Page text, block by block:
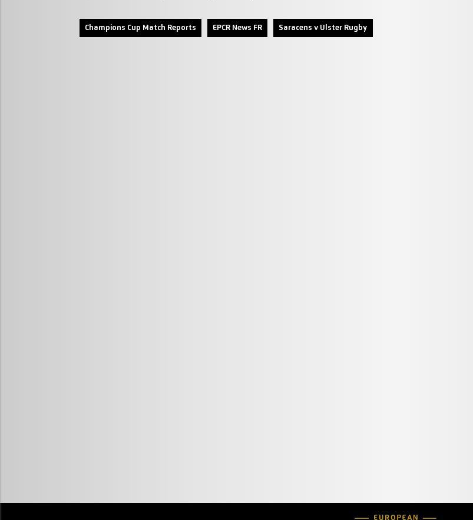
Champions Cup Match Reports EPCR News FR Saracens v Ulster Rugby